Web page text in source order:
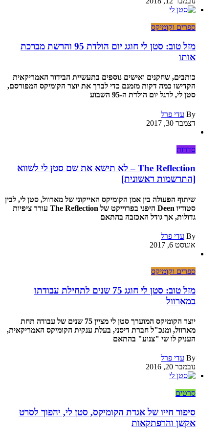
ספרים וקומיקס
מזל טוב: סטן לי חוגג יום הולדת 95 והרשת מברכת
אותו
כותבים, שחקנים ואישים נוספים בתעשיית הבידור האמריקאית
הקדישו כמה דקות מזמנם כדי לברך את יוצר הקומיקס המפורסם,
סטן לי, לרגל יום הולדת ה-95 השבוע
By עדי פרל
דצמבר 30, 2017
סדרות
The Reflection – לא תישא את שם סטן לי לשווא
[התרשמות ראשונית]
שיתוף הפעולה בין אמן הקומיקס האייקוני של מארוול, סטן לי, לבין
סטודיו Deen היפני בפרוייקט של The Reflection עורר ציפיות
גדולות, אך גודל האכזבה בהתאם
By עדי פרל
אוגוסט 6, 2017
ספרים וקומיקס
מזל טוב: סטן לי חוגג 75 שנים לתחילת עבודתו
במארוול
יוצר הקומיקס המוערך סטן לי מציין 75 שנים של עבודה תחת
מארוול, ומנכ"ל חברת דיסני, בעלת ענקית הקומיקס האמריקאית,
העניק לו שי "צנוע" בהתאם
By עדי פרל
נובמבר 20, 2016
סרטים
סיפור חייו של אגדת הקומיקס, סטן לי, יהפוך לסרט
אקשן והרפתקאות